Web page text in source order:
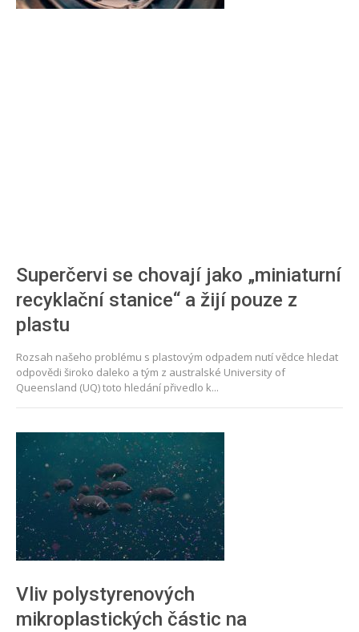
Superčervi se chovají jako „miniaturní
recyklační stanice“ a žijí pouze z
plastu
Rozsah našeho problému s plastovým odpadem nutí vědce hledat
odpovědi široko daleko a tým z australské University of
Queensland (UQ) toto hledání přivedlo k...
Vliv polystyrenových
mikroplastických částic na